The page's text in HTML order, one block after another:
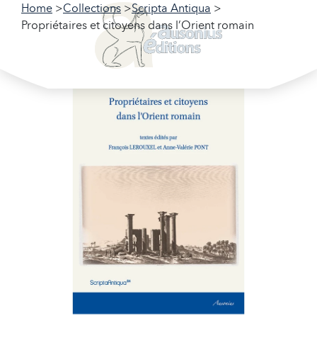
Home Collections
Scripta Antiqua
Propriétaires et citoyens dans l’Orient romain